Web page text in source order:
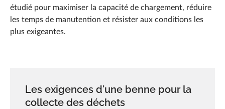
étudié pour maximiser la capacité de chargement, réduire
les temps de manutention et résister aux conditions les
plus exigeantes.
Les exigences d'une benne pour la
collecte des déchets